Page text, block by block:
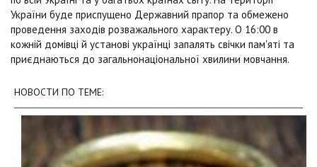
України буде приспущено Державний прапор та обмежено
проведення заходів розважального характеру. О 16:00 в
кожній домівці й установі українці запалять свічки пам'яті та
приєднаються до загальнонаціональної хвилини мовчання.
НОВОСТИ ПО ТЕМЕ: